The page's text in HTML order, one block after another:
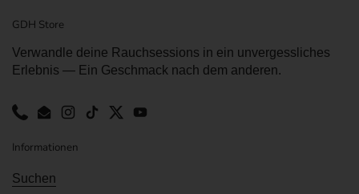
GDH Store
Verwandle deine Rauchsessions in ein unvergessliches
Erlebnis — Ein Geschmack nach dem anderen.
Informationen
Suchen